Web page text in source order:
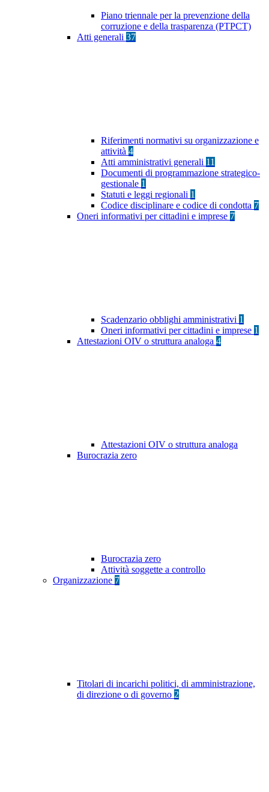
Piano triennale per la prevenzione della
corruzione e della trasparenza (PTPCT)
Atti generali 37
Riferimenti normativi su organizzazione e
attività 4
Atti amministrativi generali 11
Documenti di programmazione strategico-
gestionale 1
Statuti e leggi regionali 1
Codice disciplinare e codice di condotta 7
Oneri informativi per cittadini e imprese 7
Scadenzario obblighi amministrativi 1
Oneri informativi per cittadini e imprese 1
Attestazioni OIV o struttura analoga 4
Attestazioni OIV o struttura analoga
Burocrazia zero
Burocrazia zero
Attività soggette a controllo
Organizzazione 7
Titolari di incarichi politici, di amministrazione,
di direzione o di governo 2